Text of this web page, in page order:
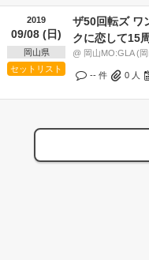
2019
09/08 (日)
岡山県
セットリスト
ザ50回転ズ ワ
クに恋して15
@ 岡山MO:GLA (
-- 件 0 人